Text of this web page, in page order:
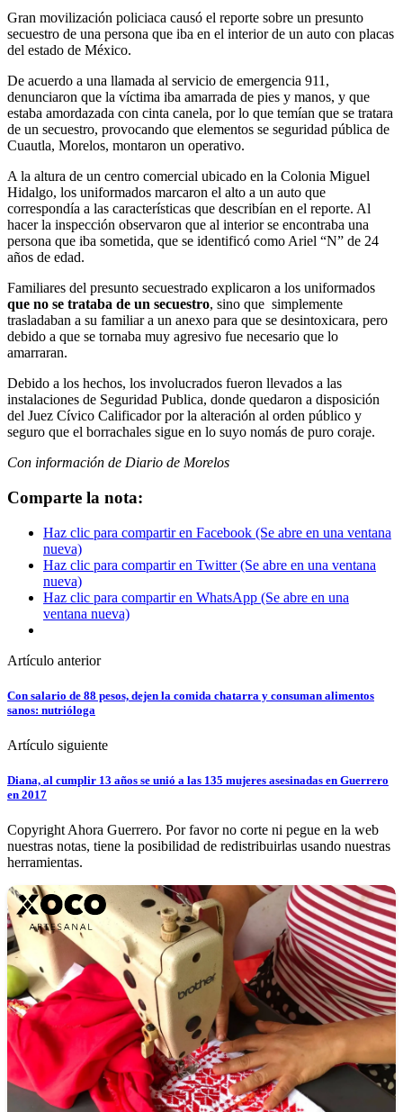
Gran movilización policiaca causó el reporte sobre un presunto
secuestro de una persona que iba en el interior de un auto con placas
del estado de México.
De acuerdo a una llamada al servicio de emergencia 911,
denunciaron que la víctima iba amarrada de pies y manos, y que
estaba amordazada con cinta canela, por lo que temían que se tratara
de un secuestro, provocando que elementos se seguridad pública de
Cuautla, Morelos, montaron un operativo.
A la altura de un centro comercial ubicado en la Colonia Miguel
Hidalgo, los uniformados marcaron el alto a un auto que
correspondía a las características que describían en el reporte. Al
hacer la inspección observaron que al interior se encontraba una
persona que iba sometida, que se identificó como Ariel “N” de 24
años de edad.
Familiares del presunto secuestrado explicaron a los uniformados
que no se trataba de un secuestro, sino que simplemente
trasladaban a su familiar a un anexo para que se desintoxicara, pero
debido a que se tornaba muy agresivo fue necesario que lo
amarraran.
Debido a los hechos, los involucrados fueron llevados a las
instalaciones de Seguridad Publica, donde quedaron a disposición
del Juez Cívico Calificador por la alteración al orden público y
seguro que el borrachales sigue en lo suyo nomás de puro coraje.
Con información de Diario de Morelos
Comparte la nota:
Haz clic para compartir en Facebook (Se abre en una ventana
nueva)
Haz clic para compartir en Twitter (Se abre en una ventana
nueva)
Haz clic para compartir en WhatsApp (Se abre en una
ventana nueva)
Artículo anterior
Con salario de 88 pesos, dejen la comida chatarra y consuman alimentos
sanos: nutrióloga
Artículo siguiente
Diana, al cumplir 13 años se unió a las 135 mujeres asesinadas en Guerrero
en 2017
Copyright Ahora Guerrero. Por favor no corte ni pegue en la web
nuestras notas, tiene la posibilidad de redistribuirlas usando nuestras
herramientas.